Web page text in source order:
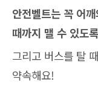
안전벨트는 꼭 어
때까지 맬 수 있도
그리고 버스를 탈
약속해요!